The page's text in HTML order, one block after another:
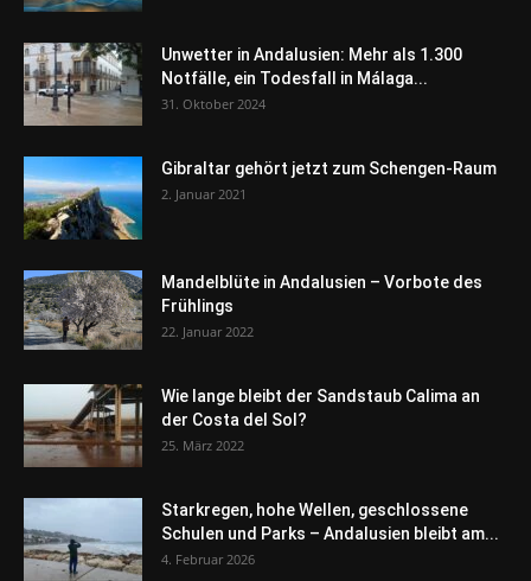
Unwetter in Andalusien: Mehr als 1.300
Notfälle, ein Todesfall in Málaga...
31. Oktober 2024
Gibraltar gehört jetzt zum Schengen-Raum
2. Januar 2021
Mandelblüte in Andalusien – Vorbote des
Frühlings
22. Januar 2022
Wie lange bleibt der Sandstaub Calima an
der Costa del Sol?
25. März 2022
Starkregen, hohe Wellen, geschlossene
Schulen und Parks – Andalusien bleibt am...
4. Februar 2026